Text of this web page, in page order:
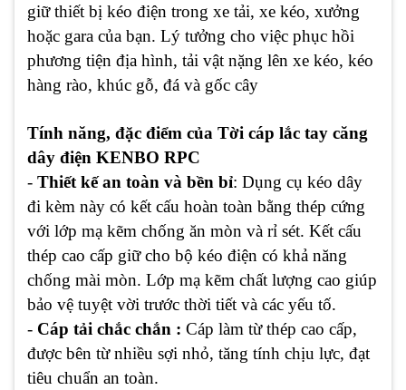
giữ thiết bị kéo điện trong xe tải, xe kéo, xưởng
hoặc gara của bạn. Lý tưởng cho việc phục hồi
phương tiện địa hình, tải vật nặng lên xe kéo, kéo
hàng rào, khúc gỗ, đá và gốc cây
Tính năng, đặc điểm của Tời cáp lắc tay căng
dây điện KENBO RPC
- Thiết kế an toàn và bền bỉ: Dụng cụ kéo dây
đi kèm này có kết cấu hoàn toàn bằng thép cứng
với lớp mạ kẽm chống ăn mòn và rỉ sét. Kết cấu
thép cao cấp giữ cho bộ kéo điện có khả năng
chống mài mòn. Lớp mạ kẽm chất lượng cao giúp
bảo vệ tuyệt vời trước thời tiết và các yếu tố.
- Cáp tải chắc chắn : Cáp làm từ thép cao cấp,
được bên từ nhiều sợi nhỏ, tăng tính chịu lực, đạt
tiêu chuẩn an toàn.